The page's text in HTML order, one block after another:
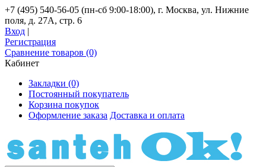
+7 (495) 540-56-05 (пн-сб 9:00-18:00), г. Москва, ул. Нижние
поля, д. 27А, стр. 6
Вход |
Регистрация
Сравнение товаров (0)
Кабинет
Закладки (0)
Постоянный покупатель
Корзина покупок
Оформление заказа Доставка и оплата